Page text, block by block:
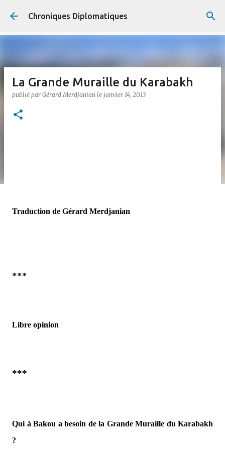
Accéder au contenu principal
Chroniques Diplomatiques
La Grande Muraille du Karabakh
publié par Gérard Merdjanian le janvier 14, 2013
Traduction de Gérard Merdjanian
***
Libre opinion
***
Qui à Bakou a besoin de la Grande Muraille du Karabakh
?